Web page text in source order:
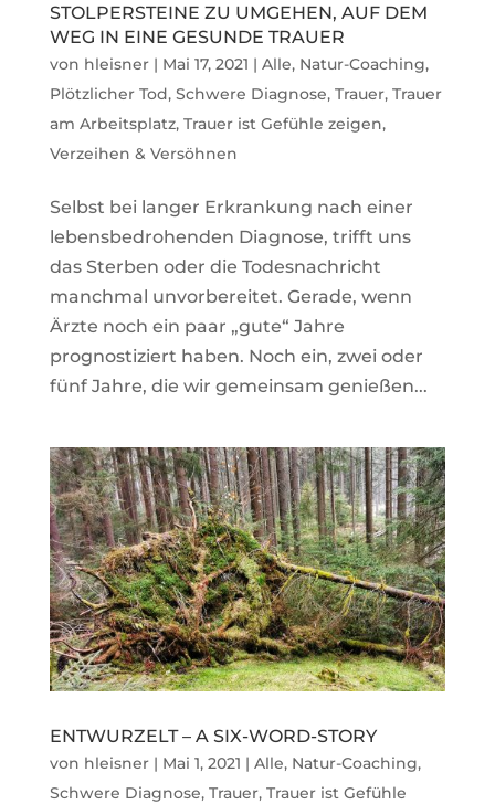
STOLPERSTEINE ZU UMGEHEN, AUF DEM
WEG IN EINE GESUNDE TRAUER
von hleisner| Mai 17, 2021 | Alle, Natur-Coaching,
Plötzlicher Tod, Schwere Diagnose, Trauer, Trauer
am Arbeitsplatz, Trauer ist Gefühle zeigen,
Verzeihen & Versöhnen
Selbst bei langer Erkrankung nach einer
lebensbedrohenden Diagnose, trifft uns
das Sterben oder die Todesnachricht
manchmal unvorbereitet. Gerade, wenn
Ärzte noch ein paar „gute“ Jahre
prognostiziert haben. Noch ein, zwei oder
fünf Jahre, die wir gemeinsam genießen...
ENTWURZELT – A SIX-WORD-STORY
von hleisner| Mai 1, 2021 | Alle, Natur-Coaching,
Schwere Diagnose, Trauer, Trauer ist Gefühle